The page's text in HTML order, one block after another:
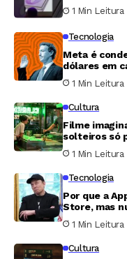
1 Min Leitura
Tecnologia
Meta é
dólares em
Estados
1 Min Leitura
Cultura
Filme
solteiros só
ano
1 Min Leitura
Tecnologia
Por que a
Store, mas
1 Min Leitura
Cultura